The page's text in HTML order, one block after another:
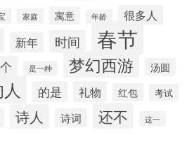
家庭 寓意 年龄 很多人
新年 时间 春节
是一种 梦幻西游 汤圆
的是 礼物 红包 考试
诗人 诗词 还不 这一